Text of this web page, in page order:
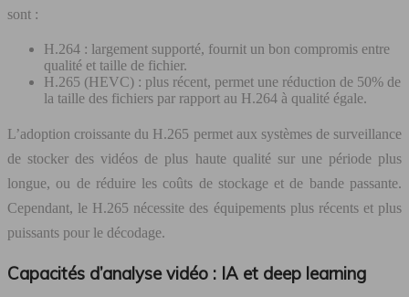
sont :
H.264 : largement supporté, fournit un bon compromis entre
qualité et taille de fichier.
H.265 (HEVC) : plus récent, permet une réduction de 50% de
la taille des fichiers par rapport au H.264 à qualité égale.
L’adoption croissante du H.265 permet aux systèmes de surveillance
de stocker des vidéos de plus haute qualité sur une période plus
longue, ou de réduire les coûts de stockage et de bande passante.
Cependant, le H.265 nécessite des équipements plus récents et plus
puissants pour le décodage.
Capacités d’analyse vidéo : IA et deep learning